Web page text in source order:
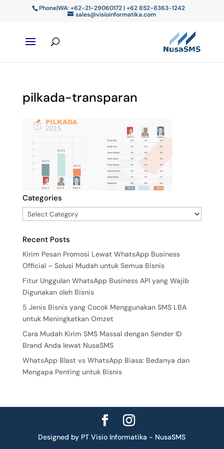
Phone|WA: +62-21-29060172 | +62 852-8363-1242
sales@visioinformatika.com
pilkada-transparan
Categories
Recent Posts
Kirim Pesan Promosi Lewat WhatsApp Business
Official – Solusi Mudah untuk Semua Bisnis
Fitur Unggulan WhatsApp Business API yang Wajib
Digunakan oleh Bisnis
5 Jenis Bisnis yang Cocok Menggunakan SMS LBA
untuk Meningkatkan Omzet
Cara Mudah Kirim SMS Massal dengan Sender ID
Brand Anda lewat NusaSMS
WhatsApp Blast vs WhatsApp Biasa: Bedanya dan
Mengapa Penting untuk Bisnis
Designed by PT Visio Informatika - NusaSMS